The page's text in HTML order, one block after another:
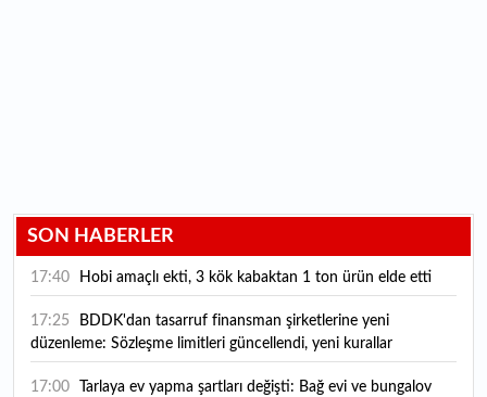
SON HABERLER
17:40 Hobi amaçlı ekti, 3 kök kabaktan 1 ton ürün elde etti
17:25
düzenleme: Sözleşme limitleri güncellendi, yeni kurallar
yürürlüğe girdi
17:00